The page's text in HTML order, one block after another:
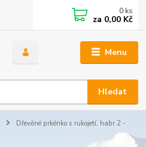
Menu
Hledat
0 ks
za 0,00 Kč
Dřevěné prkénko s rukojetí, habr 2 -